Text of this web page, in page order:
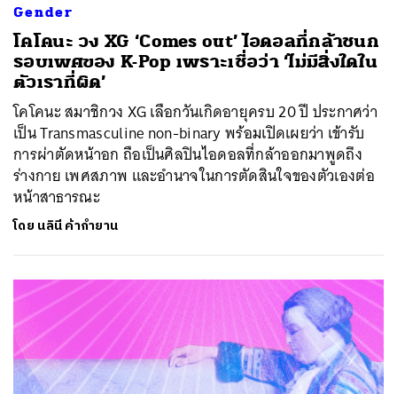
Gender
โคโคนะ วง XG ‘Comes out’ ไอดอลที่กล้าชนก
รอบเพศของ K-Pop เพราะเชื่อว่า ‘ไม่มีสิ่งใดใน
ตัวเราที่ผิด’
โคโคนะ สมาชิกวง XG เลือกวันเกิดอายุครบ 20 ปี ประกาศว่า
เป็น Transmasculine non-binary พร้อมเปิดเผยว่า เข้ารับ
การผ่าตัดหน้าอก ถือเป็นศิลปินไอดอลที่กล้าออกมาพูดถึง
ร่างกาย เพศสภาพ และอำนาจในการตัดสินใจของตัวเองต่อ
หน้าสาธารณะ
โดย นลินี ค้ากำยาน